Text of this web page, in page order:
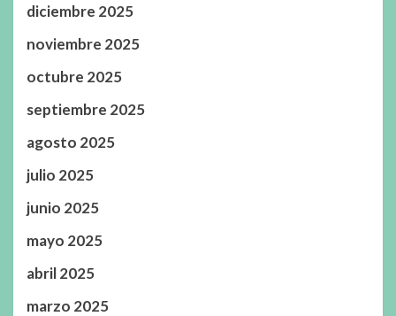
diciembre 2025
noviembre 2025
octubre 2025
septiembre 2025
agosto 2025
julio 2025
junio 2025
mayo 2025
abril 2025
marzo 2025